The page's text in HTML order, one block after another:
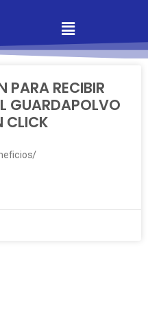
PARA RECIBIR
GUARDAPOLVO
CLICK